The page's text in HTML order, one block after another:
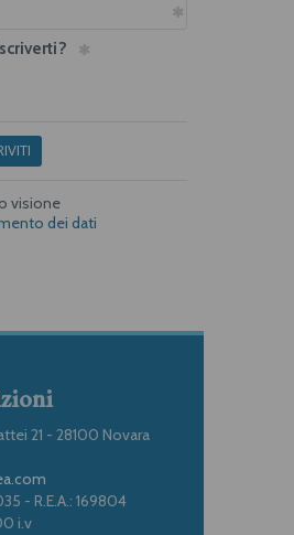
visione
dei dati
21 - 28100 Novara
- R.E.A.: 169804
i.v